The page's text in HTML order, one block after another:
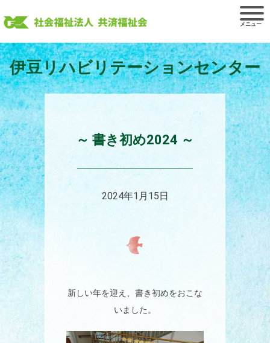
to
content
伊豆リハビリテーションセンター
～ 書き初め2024 ～
2024年1月15日
新しい年を迎え、書き初めをおこな
いました。